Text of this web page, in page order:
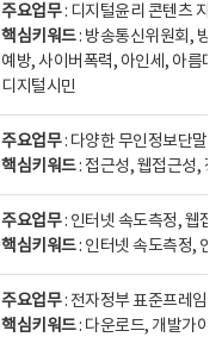
주요업무: 디지털윤리 콘텐츠 지
핵심키워드: 방송통신위원회, 방
예방, 사이버폭력, 아인세, 아름
디지털시민
주요업무: 다양한 무인정보단말
핵심키워드: 접근성, 웹접근성,
주요업무: 인터넷 속도측정, 웹접
핵심키워드: 인터넷 속도측정, 인
주요업무: 전자정부 표준프레임
핵심키워드: 다운로드, 개발가이